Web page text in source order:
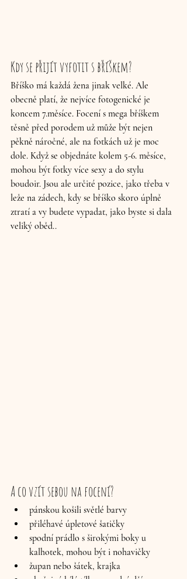
Kdy se přijít vyfotit s bříškem?
Bříško má každá žena jinak velké. Ale
obecně platí, že nejvíce fotogenické je
koncem 7.měsíce. Focení s mega bříškem
těsně před porodem už může být nejen
pěkně náročné, ale na fotkách už je moc
dole. Když se objednáte kolem 5-6. měsíce,
mohou být fotky více sexy a do stylu
boudoir. Jsou ale určité pozice, jako třeba v
leže na zádech, kdy se bříško skoro úplně
ztratí a vy budete vypadat, jako byste si dala
veliký oběd..
A co vzít sebou na focení?
pánskou košili světlé barvy
přiléhavé úpletové šatičky
spodní prádlo s širokými boky u
kalhotek, mohou být i nohavičky
župan nebo šátek, krajka